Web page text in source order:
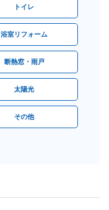
トイレ
浴室リフォーム
断熱窓・雨戸
太陽光
その他